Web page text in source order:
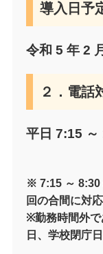
導入日予
令和 5 年 2
２．電話
平日 7:15 ～
※ 7:15 ～ 8:30
回の合間に対
※勤務時間外で
日、学校閉庁